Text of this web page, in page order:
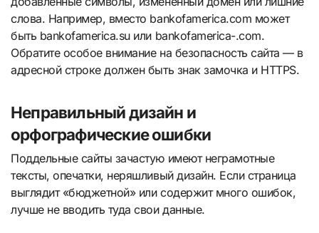
слова. Например, вместо bankofamerica.com может
быть bankofamerica.su или bankofamerica-.com.
Обратите особое внимание на безопасность сайта — в
адресной строке должен быть знак замочка и HTTPS.
Неправильный дизайн и
орфографические ошибки
Поддельные сайты зачастую имеют неграмотные
тексты, опечатки, неряшливый дизайн. Если страница
выглядит «бюджетной» или содержит много ошибок,
лучше не вводить туда свои данные.